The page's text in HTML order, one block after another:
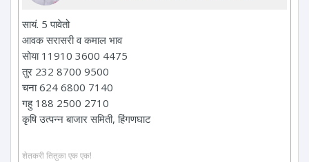
सायं. 5 पावेतो
आवक सरासरी व कमाल भाव
सोया 11910 3600 4475
तुर 232 8700 9500
चना 624 6800 7140
गहु 188 2500 2710
कृषि उत्पन्न बाजार समिती, हिंगणघाट
शेतकरी तितुका एक एक!